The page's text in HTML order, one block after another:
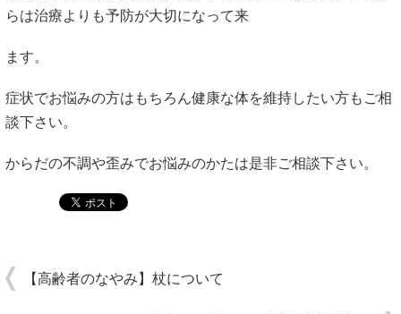
らは治療よりも予防が大切になって来
ます。
症状でお悩みの方はもちろん健康な体を維持したい方もご相
談下さい。
からだの不調や歪みでお悩みのかたは是非ご相談下さい。
【高齢者のなやみ】杖について